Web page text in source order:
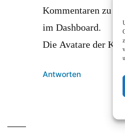
Kommentaren zu
im Dashboard.
Die Avatare der
Antworten
Schreibe